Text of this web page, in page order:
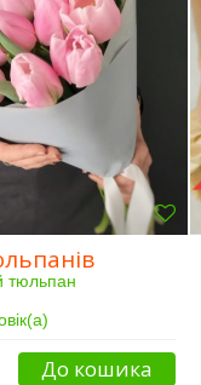
тюльпан
До кошика